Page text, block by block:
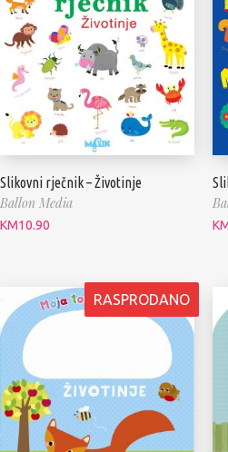
Slikovni rječnik – Životinje
Ballon Media
KM10.90
RASPRODANO